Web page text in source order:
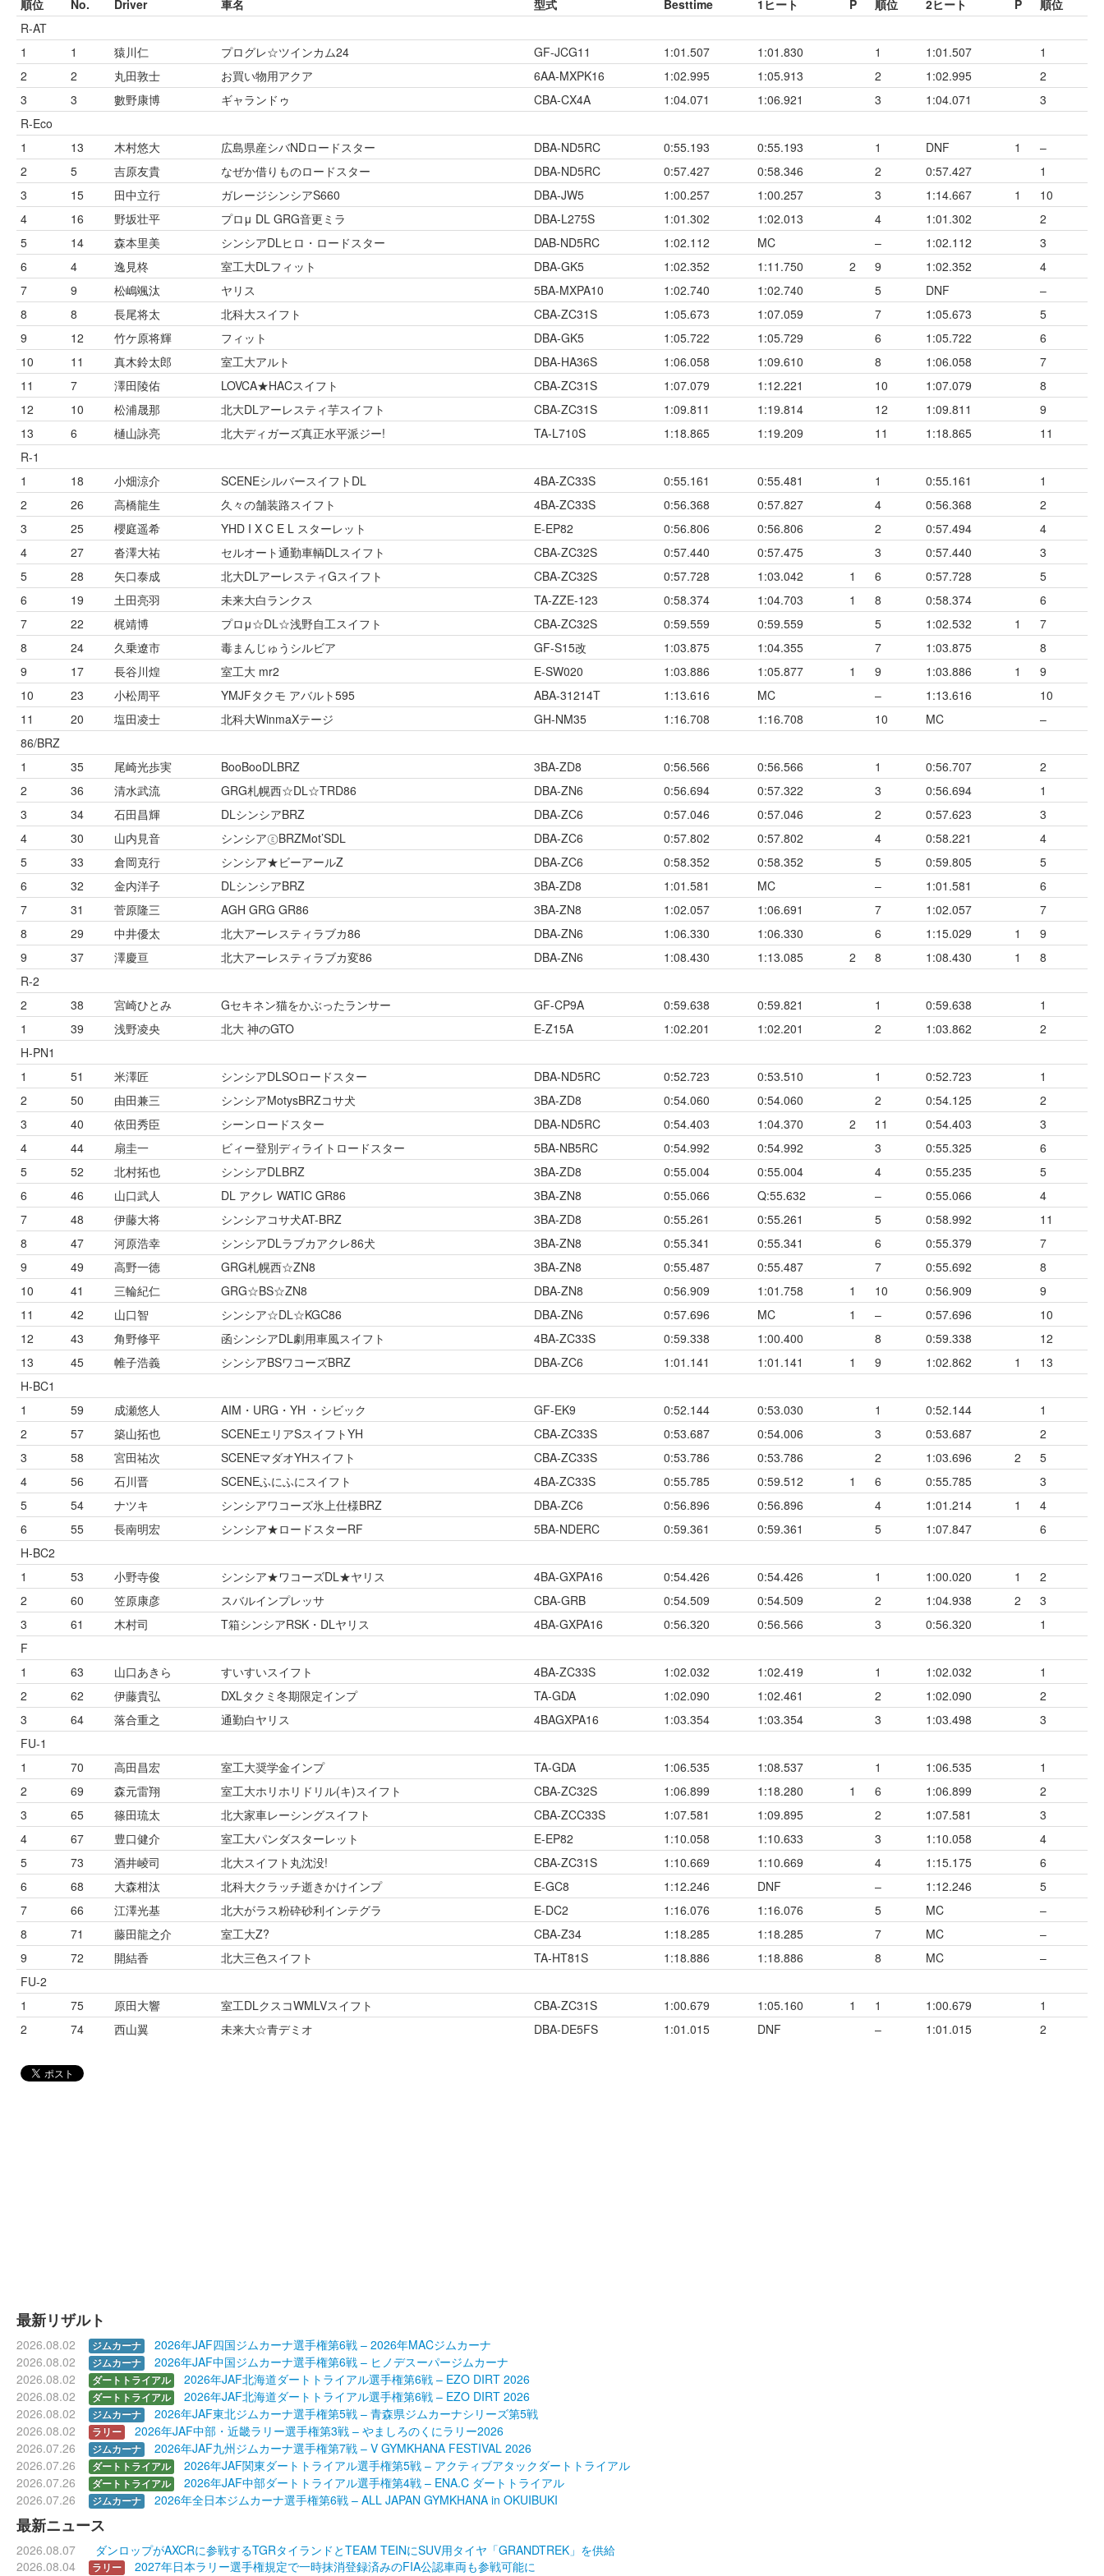
順位 No. Driver 車名 型式 Besttime 1ヒート P 順位 2ヒート P
順位
R-AT
1
1 猿川仁 プログレ☆ツインカム24 GF-JCG11 1:01.507 1:01.830 1 1:01.507
1
2
2 丸田敦士 お買い物用アクア 6AA-MXPK16 1:02.995 1:05.913 2 1:02.995
2
3
3 數野康博 ギャランドゥ CBA-CX4A 1:04.071 1:06.921 3 1:04.071
3
R-Eco
1
13 木村悠大 広島県産シバNDロードスター DBA-ND5RC 0:55.193 0:55.193 1 DNF 1
–
2
5 吉原友貴 なぜか借りものロードスター DBA-ND5RC 0:57.427 0:58.346 2 0:57.427
1
3
15 田中立行 ガレージシンシアS660 DBA-JW5 1:00.257 1:00.257 3 1:14.667 1
10
4
16 野坂壮平 プロμ DL GRG音更ミラ DBA-L275S 1:01.302 1:02.013 4 1:01.302
2
5
14 森本里美 シンシアDLヒロ・ロードスター DAB-ND5RC 1:02.112 MC – 1:02.112
3
6
4 逸見柊 室工大DLフィット DBA-GK5 1:02.352 1:11.750 2 9 1:02.352
4
7
9 松嶋颯汰 ヤリス 5BA-MXPA10 1:02.740 1:02.740 5 DNF
–
8
8 長尾将太 北科大スイフト CBA-ZC31S 1:05.673 1:07.059 7 1:05.673
5
9
12 竹ケ原将輝 フィット DBA-GK5 1:05.722 1:05.729 6 1:05.722
6
10
11 真木鈴太郎 室工大アルト DBA-HA36S 1:06.058 1:09.610 8 1:06.058
7
11
7 澤田陵佑 LOVCA★HACスイフト CBA-ZC31S 1:07.079 1:12.221 10 1:07.079
8
12
10 松浦晟那 北大DLアーレスティ芋スイフト CBA-ZC31S 1:09.811 1:19.814 12 1:09.811
9
13
6 樋山詠亮 北大ディガーズ真正水平派ジー! TA-L710S 1:18.865 1:19.209 11 1:18.865
11
R-1
1
18 小畑涼介 SCENEシルバースイフトDL 4BA-ZC33S 0:55.161 0:55.481 1 0:55.161
1
2
26 高橋龍生 久々の舗装路スイフト 4BA-ZC33S 0:56.368 0:57.827 4 0:56.368
2
3
25 櫻庭遥希 YHD I X C E L スターレット E-EP82 0:56.806 0:56.806 2 0:57.494
4
4
27 沓澤大祐 セルオート通勤車輌DLスイフト CBA-ZC32S 0:57.440 0:57.475 3 0:57.440
3
5
28 矢口泰成 北大DLアーレスティGスイフト CBA-ZC32S 0:57.728 1:03.042 1 6 0:57.728
5
6
19 土田亮羽 未来大白ランクス TA-ZZE-123 0:58.374 1:04.703 1 8 0:58.374
6
7
22 梶靖博 プロμ☆DL☆浅野自工スイフト CBA-ZC32S 0:59.559 0:59.559 5 1:02.532 1
7
8
24 久乗遼市 毒まんじゅうシルビア GF-S15改 1:03.875 1:04.355 7 1:03.875
8
9
17 長谷川煌 室工大 mr2 E-SW020 1:03.886 1:05.877 1 9 1:03.886 1
9
10
23 小松周平 YMJFタクモ アバルト595 ABA-31214T 1:13.616 MC – 1:13.616
10
11
20 塩田凌士 北科大WinmaXテージ GH-NM35 1:16.708 1:16.708 10 MC
–
86/BRZ
1
35 尾崎光歩実 BooBooDLBRZ 3BA-ZD8 0:56.566 0:56.566 1 0:56.707
2
2
36 清水武流 GRG札幌西☆DL☆TRD86 DBA-ZN6 0:56.694 0:57.322 3 0:56.694
1
3
34 石田昌輝 DLシンシアBRZ DBA-ZC6 0:57.046 0:57.046 2 0:57.623
3
4
30 山内見音 シンシア㋯BRZMot’SDL DBA-ZC6 0:57.802 0:57.802 4 0:58.221
4
5
33 倉岡克行 シンシア★ビーアールZ DBA-ZC6 0:58.352 0:58.352 5 0:59.805
5
6
32 金内洋子 DLシンシアBRZ 3BA-ZD8 1:01.581 MC – 1:01.581
6
7
31 菅原隆三 AGH GRG GR86 3BA-ZN8 1:02.057 1:06.691 7 1:02.057
7
8
29 中井優太 北大アーレスティラブカ86 DBA-ZN6 1:06.330 1:06.330 6 1:15.029 1
9
9
37 澤慶亘 北大アーレスティラブカ変86 DBA-ZN6 1:08.430 1:13.085 2 8 1:08.430 1
8
R-2
2
38 宮崎ひとみ Gセキネン猫をかぶったランサー GF-CP9A 0:59.638 0:59.821 1 0:59.638
1
1
39 浅野凌央 北大 神のGTO E-Z15A 1:02.201 1:02.201 2 1:03.862
2
H-PN1
1
51 米澤匠 シンシアDLSOロードスター DBA-ND5RC 0:52.723 0:53.510 1 0:52.723
1
2
50 由田兼三 シンシアMotysBRZコサ犬 3BA-ZD8 0:54.060 0:54.060 2 0:54.125
2
3
40 依田秀臣 シーンロードスター DBA-ND5RC 0:54.403 1:04.370 2 11 0:54.403
3
4
44 扇圭一 ビィー登別ディライトロードスター 5BA-NB5RC 0:54.992 0:54.992 3 0:55.325
6
5
52 北村拓也 シンシアDLBRZ 3BA-ZD8 0:55.004 0:55.004 4 0:55.235
5
6
46 山口武人 DL アクレ WATIC GR86 3BA-ZN8 0:55.066 Q:55.632 – 0:55.066
4
7
48 伊藤大将 シンシアコサ犬AT-BRZ 3BA-ZD8 0:55.261 0:55.261 5 0:58.992
11
8
47 河原浩幸 シンシアDLラブカアクレ86犬 3BA-ZN8 0:55.341 0:55.341 6 0:55.379
7
9
49 高野一徳 GRG札幌西☆ZN8 3BA-ZN8 0:55.487 0:55.487 7 0:55.692
8
10
41 三輪紀仁 GRG☆BS☆ZN8 DBA-ZN8 0:56.909 1:01.758 1 10 0:56.909
9
11
42 山口智 シンシア☆DL☆KGC86 DBA-ZN6 0:57.696 MC 1 – 0:57.696
10
12
43 角野修平 函シンシアDL劇用車風スイフト 4BA-ZC33S 0:59.338 1:00.400 8 0:59.338
12
13
45 帷子浩義 シンシアBSワコーズBRZ DBA-ZC6 1:01.141 1:01.141 1 9 1:02.862 1
13
H-BC1
1
59 成瀬悠人 AIM・URG・YH ・シビック GF-EK9 0:52.144 0:53.030 1 0:52.144
1
2
57 築山拓也 SCENEエリアSスイフトYH CBA-ZC33S 0:53.687 0:54.006 3 0:53.687
2
3
58 宮田祐次 SCENEマダオYHスイフト CBA-ZC33S 0:53.786 0:53.786 2 1:03.696 2
5
4
56 石川晋 SCENEふにふにスイフト 4BA-ZC33S 0:55.785 0:59.512 1 6 0:55.785
3
5
54 ナツキ シンシアワコーズ氷上仕様BRZ DBA-ZC6 0:56.896 0:56.896 4 1:01.214 1
4
6
55 長南明宏 シンシア★ロードスターRF 5BA-NDERC 0:59.361 0:59.361 5 1:07.847
6
H-BC2
1
53 小野寺俊 シンシア★ワコーズDL★ヤリス 4BA-GXPA16 0:54.426 0:54.426 1 1:00.020 1
2
2
60 笠原康彦 スバルインプレッサ CBA-GRB 0:54.509 0:54.509 2 1:04.938 2
3
3
61 木村司 T箱シンシアRSK・DLヤリス 4BA-GXPA16 0:56.320 0:56.566 3 0:56.320
1
F
1
63 山口あきら すいすいスイフト 4BA-ZC33S 1:02.032 1:02.419 1 1:02.032
1
2
62 伊藤貴弘 DXLタクミ冬期限定インプ TA-GDA 1:02.090 1:02.461 2 1:02.090
2
3
64 落合重之 通勤白ヤリス 4BAGXPA16 1:03.354 1:03.354 3 1:03.498
3
FU-1
1
70 高田昌宏 室工大奨学金インプ TA-GDA 1:06.535 1:08.537 1 1:06.535
1
2
69 森元雷翔 室工大ホリホリドリル(キ)スイフト CBA-ZC32S 1:06.899 1:18.280 1 6 1:06.899
2
3
65 篠田琉太 北大家車レーシングスイフト CBA-ZCC33S 1:07.581 1:09.895 2 1:07.581
3
4
67 豊口健介 室工大パンダスターレット E-EP82 1:10.058 1:10.633 3 1:10.058
4
5
73 酒井崚司 北大スイフト丸沈没! CBA-ZC31S 1:10.669 1:10.669 4 1:15.175
6
6
68 大森柑汰 北科大クラッチ逝きかけインプ E-GC8 1:12.246 DNF – 1:12.246
5
7
66 江澤光基 北大がラス粉砕砂利インテグラ E-DC2 1:16.076 1:16.076 5 MC
–
8
71 藤田龍之介 室工大Z? CBA-Z34 1:18.285 1:18.285 7 MC
–
9
72 開結香 北大三色スイフト TA-HT81S 1:18.886 1:18.886 8 MC
–
FU-2
1
75 原田大響 室工DLクスコWMLVスイフト CBA-ZC31S 1:00.679 1:05.160 1 1 1:00.679
1
2
74 西山翼 未来大☆青デミオ DBA-DE5FS 1:01.015 DNF – 1:01.015 2
最新リザルト
2026.08.02 ジムカーナ
2026年JAF四国ジムカーナ選手権第6戦 – 2026年MACジムカーナ
2026.08.02
ジムカーナ
2026年JAF中国ジムカーナ選手権第6戦 – ヒノデスーパージムカーナ
2026.08.02
ダートトライアル
2026年JAF北海道ダートトライアル選手権第6戦 – EZO DIRT 2026
2026.08.02
ダートトライアル
2026年JAF北海道ダートトライアル選手権第6戦 – EZO DIRT 2026
2026.08.02
ジムカーナ
2026年JAF東北ジムカーナ選手権第5戦 – 青森県ジムカーナシリーズ第5戦
2026.08.02
ラリー
2026年JAF中部・近畿ラリー選手権第3戦 – やましろのくにラリー2026
2026.07.26
ジムカーナ
2026年JAF九州ジムカーナ選手権第7戦 – V GYMKHANA FESTIVAL 2026
2026.07.26
ダートトライアル
2026年JAF関東ダートトライアル選手権第5戦 – アクティブアタックダートトライアル
2026.07.26
ダートトライアル
2026年JAF中部ダートトライアル選手権第4戦 – ENA.C ダートトライアル
2026.07.26
ジムカーナ 2026年全日本ジムカーナ選手権第6戦 – ALL JAPAN GYMKHANA in OKUIBUKI
最新ニュース
2026.08.07
ダンロップがAXCRに参戦するTGRタイランドとTEAM TEINにSUV用タイヤ「GRANDTREK」を供給
2026.08.04
ラリー
2027年日本ラリー選手権規定で一時抹消登録済みのFIA公認車両も参戦可能に